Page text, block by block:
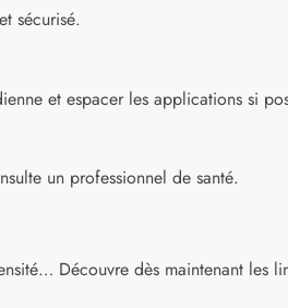
sécurisé.
et espacer les applications si
un professionnel de santé.
Découvre dès maintenant les